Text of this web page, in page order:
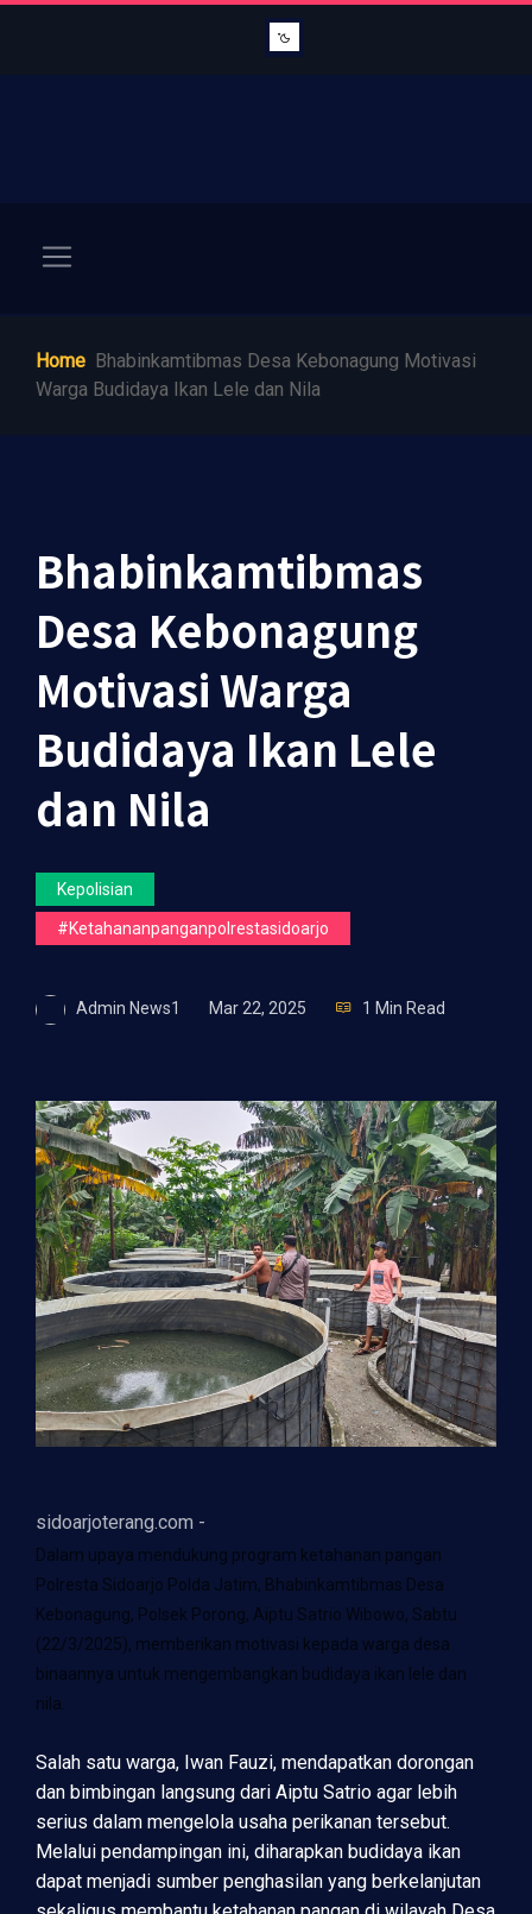
Home Bhabinkamtibmas Desa Kebonagung Motivasi
Warga Budidaya Ikan Lele dan Nila
Bhabinkamtibmas
Desa Kebonagung
Motivasi Warga
Budidaya Ikan Lele
dan Nila
Kepolisian
#ketahananpanganpolrestasidoarjo
Admin News1 Mar 22, 2025 1 Min Read
sidoarjoterang.com -
Dalam upaya mendukung program ketahanan pangan
Polresta Sidoarjo Polda Jatim, Bhabinkamtibmas Desa
Kebonagung, Polsek Porong, Aiptu Satrio Wibowo, Sabtu
(22/3/2025), memberikan motivasi kepada warga desa
binaannya untuk mengembangkan budidaya ikan lele dan
nila.
Salah satu warga, Iwan Fauzi, mendapatkan dorongan
dan bimbingan langsung dari Aiptu Satrio agar lebih
serius dalam mengelola usaha perikanan tersebut.
Melalui pendampingan ini, diharapkan budidaya ikan
dapat menjadi sumber penghasilan yang berkelanjutan